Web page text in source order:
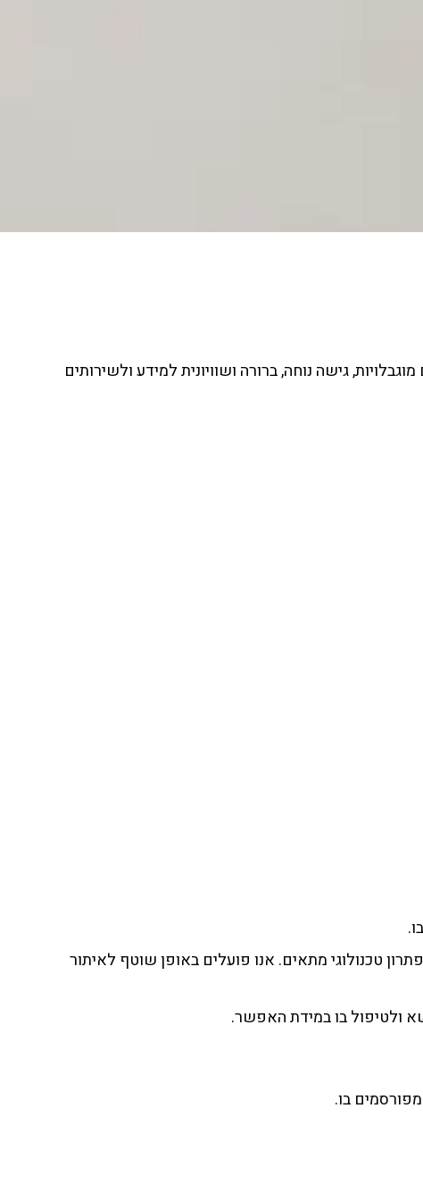
גישה נוחה, ברורה ושוויונית למידע ולשירותים
טכנולוגי מתאים. אנו פועלים באופן שוטף לאיתור
ולטיפול בו במידת האפשר.
בו.